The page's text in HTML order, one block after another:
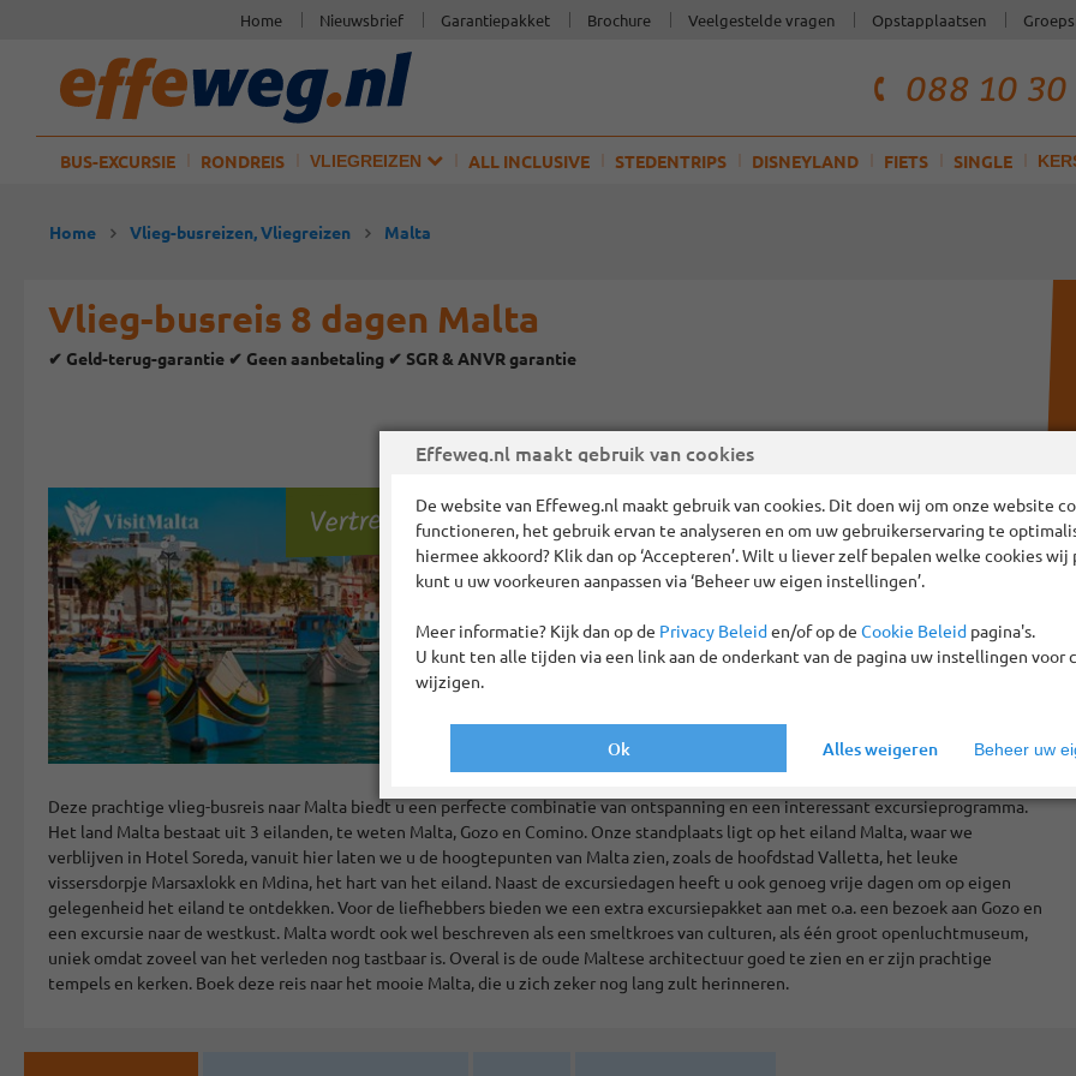
088 10
BUS-EXCURSIE RONDREIS VLIEGREIZEN ALL INCLUSIVE STEDENTRIPS DISNEYLAND FIETS SINGLE
Home Nieuwsbrief Garantiepakket Brochure Veelgestelde vragen Opstapplaatsen
Home Vlieg-busreizen, Vliegreizen Malta
Vlieg-busreis 8 dagen Malta
✔ Geld-terug-garantie ✔ Geen aanbetaling ✔ SGR & ANVR garantie
Vertrekgaranties!
Deze prachtige vlieg-busreis naar Malta biedt u een perfecte combinatie van ontspanning en een interessant excursieprogramma.
Het land Malta bestaat uit 3 eilanden, te weten Malta, Gozo en Comino. Onze standplaats ligt op het eiland Malta, waar we
verblijven in Hotel Soreda, vanuit hier laten we u de hoogtepunten van Malta zien, zoals de hoofdstad Valletta, het leuke
vissersdorpje Marsaxlokk en Mdina, het hart van het eiland. Naast de excursiedagen heeft u ook genoeg vrije dagen om op eigen
gelegenheid het eiland te ontdekken. Voor de liefhebbers bieden we een extra excursiepakket aan met o.a. een bezoek aan Gozo en
een excursie naar de westkust. Malta wordt ook wel beschreven als een smeltkroes van culturen, als één groot openluchtmuseum,
uniek omdat zoveel van het verleden nog tastbaar is. Overal is de oude Maltese architectuur goed te zien en er zijn prachtige
tempels en kerken. Boek deze reis naar het mooie Malta, die u zich zeker nog lang zult herinneren.
Effeweg.nl maakt gebruik van cookies
De website van Effeweg.nl maakt gebruik van cookies. Dit doen wij om onze website
functioneren, het gebruik ervan te analyseren en om uw gebruikerservaring te
hiermee akkoord? Klik dan op ‘Accepteren’. Wilt u liever zelf bepalen welke cookies wij
kunt u uw voorkeuren aanpassen via ‘Beheer uw eigen instellingen’.
Meer informatie? Kijk dan op de Privacy Beleiden/of op de Cookie Beleid pagina's.
U kunt ten alle tijden via een link aan de onderkant van de pagina uw instellingen voor
wijzigen.
Beheer uw
Alles weigeren
Ok